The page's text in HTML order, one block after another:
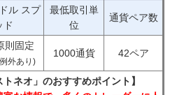
ル スプ
ド
最低取引単
位
通貨ペア数
則固定
外あり)
1000通貨 42ペア
ネオ」のおすすめポイント】